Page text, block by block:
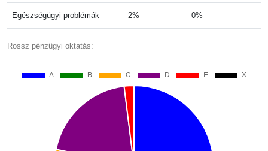
Egészségügyi problémák 2% 0%
Rossz pénzügyi oktatás: